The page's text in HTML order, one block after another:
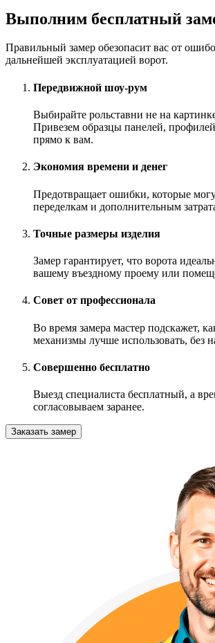
Выполним бесплатный
Правильный замер обезопасит вас от
дальнейшей эксплуатацией ворот.
Передвижной шоу-рум
Выбирайте рольставни не на
Привезем образцы панелей,
прямо к вам.
Экономия времени и денег
Предотвращает ошибки, которые
переделкам и дополнительным
Точные размеры изделия
Замер гарантирует, что ворота
вашему въездному проему или
Совет от профессионала
Во время замера мастер подскажет,
механизмы лучше использовать, без
Совершенно бесплатно
Выезд специалиста бесплатный, а
согласовываем заранее.
Заказать замер